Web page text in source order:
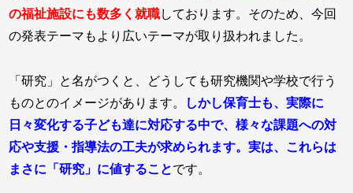
の福祉施設にも数多く就職しております。そのため、今回
の発表テーマもより広いテーマが取り扱われました。
「研究」と名がつくと、どうしても研究機関や学校で行う
ものとのイメージがあります。
しかし保育士も、実際に
日々変化する子ども達に対応する中で、様々な課題への対
応や支援・指導法の工夫が求められます。実は、これらは
まさに「研究」に値することです。